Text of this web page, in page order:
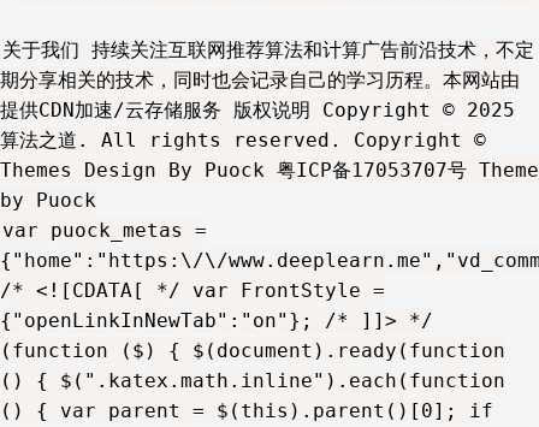
关于我们 持续关注互联网推荐算法和计算广告前沿技术，不定
期分享相关的技术，同时也会记录自己的学习历程。本网站由
提供CDN加速/云存储服务 版权说明 Copyright © 2025
算法之道. All rights reserved. Copyright ©
Themes Design By Puock 粤ICP备17053707号 Theme
by Puock
var puock_metas =
{"home":"https:\/\/
/* <![CDATA[ */ var FrontStyle =
{"openLinkInNewTab":"on"}; /* ]]> */
(function ($) { $(document).ready(function
() { $(".katex.math.inline").each(function
() { var parent = $(this).parent()[0]; if